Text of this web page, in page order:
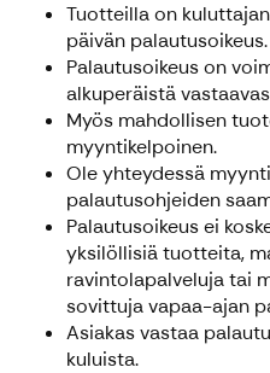
Tuotteilla on
päivän palautusoikeus.
Palautusoikeus on
alkuperäistä
Myös mahdollisen
myyntikelpoinen.
Ole yhteydessä
palautusohjeiden
Palautusoikeus ei
yksilöllisiä tuotteita,
ravintolapalveluja tai
sovittuja vapaa-ajan
Asiakas vastaa
kuluista.